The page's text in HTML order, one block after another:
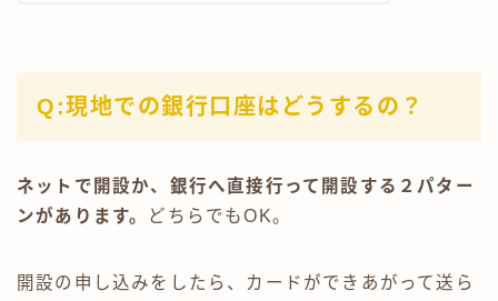
Q:現地での銀行口座はどうするの？
ネットで開設か、銀行へ直接行って開設する２パター
ンがあります。 どちらでもOK。
開設の申し込みをしたら、カードができあがって送ら